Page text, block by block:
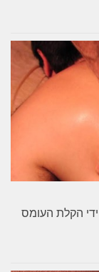
הקלת העומס